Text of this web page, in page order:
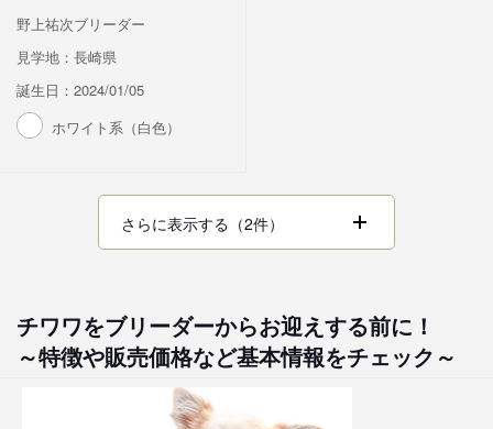
野上祐次ブリーダー
見学地：長崎県
誕生日：2024/01/05
ホワイト系（白色）
さらに表示する（2件）
チワワをブリーダーからお迎えする前に！
～特徴や販売価格など基本情報をチェック～